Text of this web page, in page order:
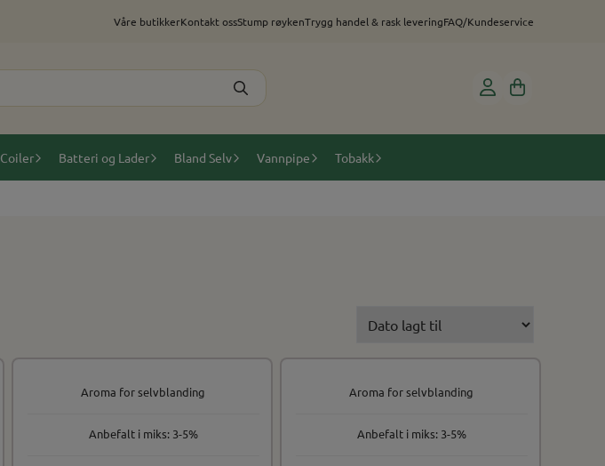
Våre butikkerKontakt ossStump røykenTrygg handel & rask leveringFAQ/Kundeservice
Coiler Batteri og Lader Bland Selv Vannpipe Tobakk
Aroma for selvblanding
Anbefalt i miks: 3-5%
Aroma for selvblanding
Anbefalt i miks: 3-5%